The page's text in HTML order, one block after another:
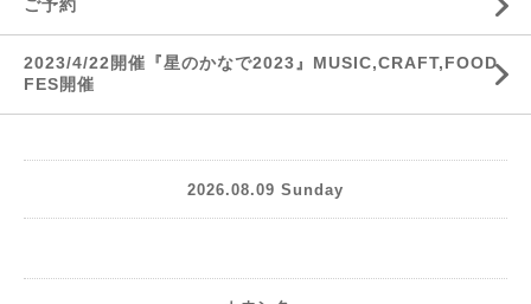
ご予約
2023/4/22開催『星のかなで2023』MUSIC,CRAFT,FOOD
FES開催
2026.08.09 Sunday